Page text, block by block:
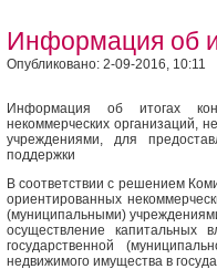
Информация об
Опубликовано: 2-09-2016, 10:11
Информация об итогах
некоммерческих организаций,
учреждениями, для
поддержки
В соответствии с решением
ориентированных
(муниципальными)
осуществление капитальных
государственной
недвижимого имущества в